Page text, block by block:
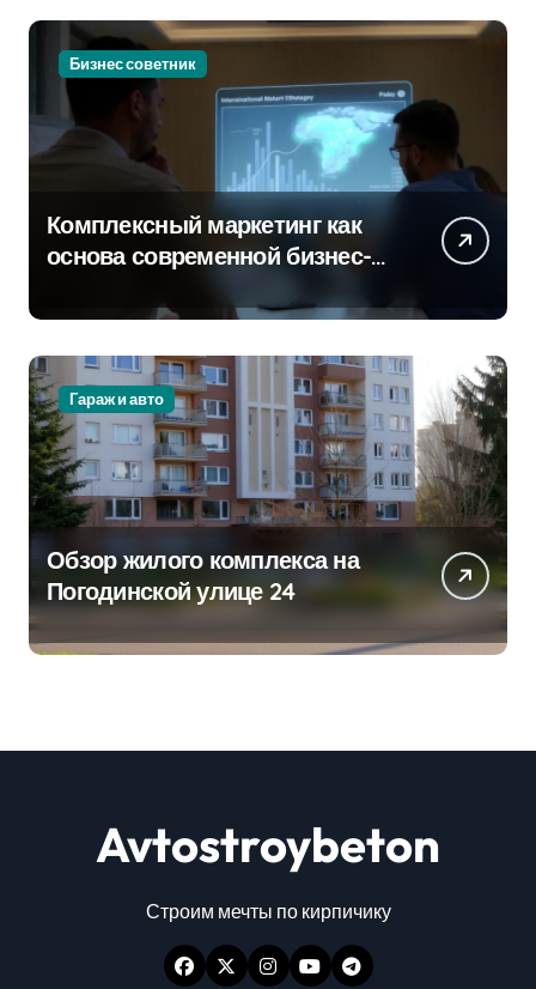
Бизнес советник
Комплексный маркетинг как
основа современной бизнес-
Гараж и авто
Обзор жилого комплекса на
Погодинской улице 24
Avtostroybeton
Строим мечты по кирпичику